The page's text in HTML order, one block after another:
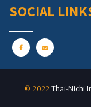
SOCIAL
© 2022Thai-Nichi